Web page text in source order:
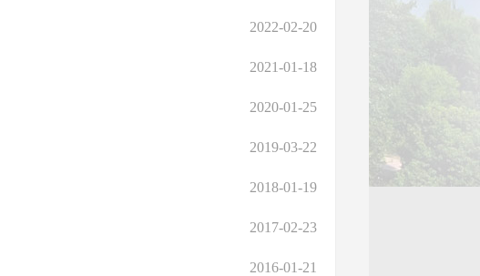
2022-02-20
2021-01-18
2020-01-25
2019-03-22
2018-01-19
2017-02-23
2016-01-21